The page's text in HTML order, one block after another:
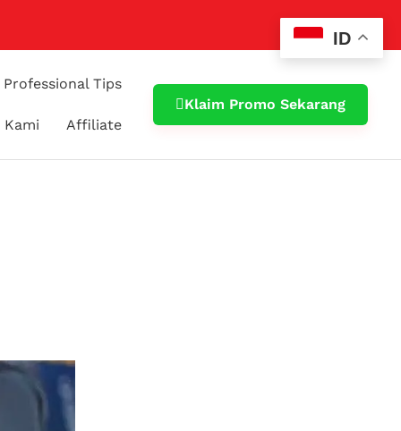
Professional Tips
Kami Affiliate
Klaim Promo Sekarang
ID